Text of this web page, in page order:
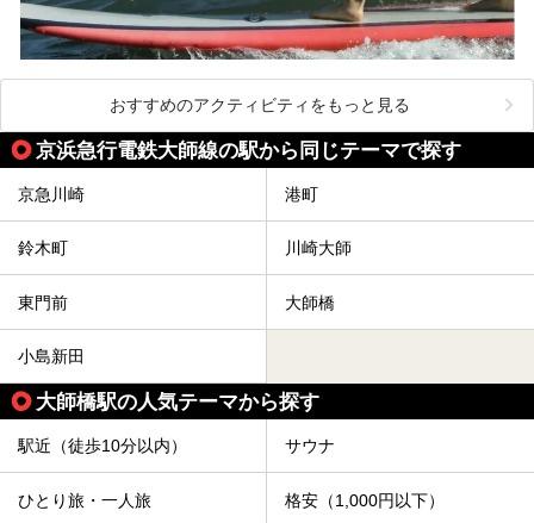
おすすめのアクティビティをもっと見る
京浜急行電鉄大師線の駅から同じテーマで探す
京急川崎 港町
鈴木町 川崎大師
東門前 大師橋
小島新田
大師橋駅の人気テーマから探す
駅近（徒歩10分以内） サウナ
ひとり旅・一人旅 格安（1,000円以下）